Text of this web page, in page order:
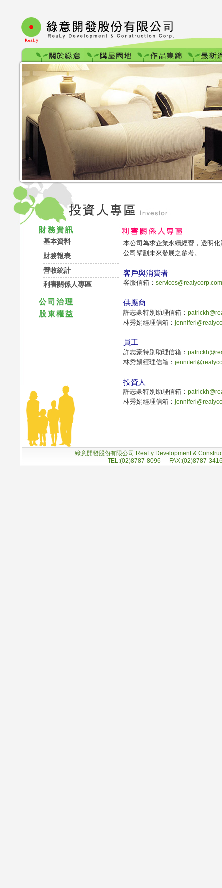
財務資訊
基本資料
財務報表
營收統計
利害關係人專區
公司治理
股東權益
本公司為求企業永續經營，透明
公司擘劃未來發展之參考。
客戶與消費者
客服信箱：
供應商
許志豪特別助理信箱：
林秀娟經理信箱：
員工
許志豪特別助理信箱：
林秀娟經理信箱：
投資人
許志豪特別助理信箱：
林秀娟經理信箱：
綠意開發股份有限公司 ReaLy Development &
TEL:(02)8787-8096 FAX:(02)8787-